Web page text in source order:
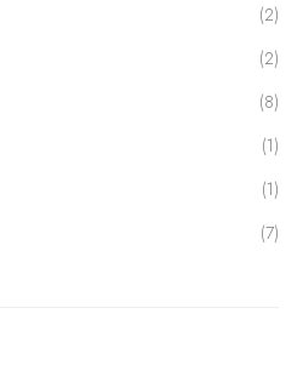
(2)
(2)
(8)
(1)
(1)
(7)